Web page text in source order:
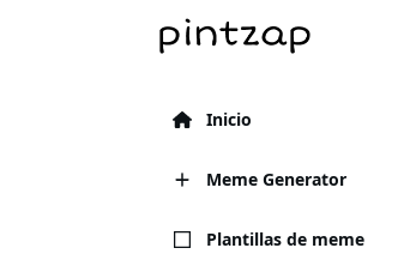
Inicio
Meme Generator
Plantillas de meme